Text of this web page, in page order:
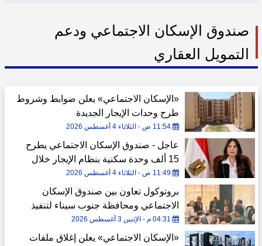
صندوق الإسكان الاجتماعي ودعم
التمويل العقاري
«الإسكان الاجتماعي» يعلن ضوابط وشروط
طرح وحدات الإيجار الجديدة
11:54 ص - الثلاثاء 4 أغسطس 2026
عاجل - صندوق الإسكان الاجتماعي يطرح
15 ألف وحدة سكنية بنظام الإيجار خلال
شهر
11:49 ص - الثلاثاء 4 أغسطس 2026
بروتوكول تعاون بين صندوق الإسكان
الاجتماعي ومحافظة جنوب سيناء لتنفيذ
وحدات «سكن لكل المصريين»
04:31 م - الإثنين 3 أغسطس 2026
«الإسكان الاجتماعي» يعلن إغلاق ملفات